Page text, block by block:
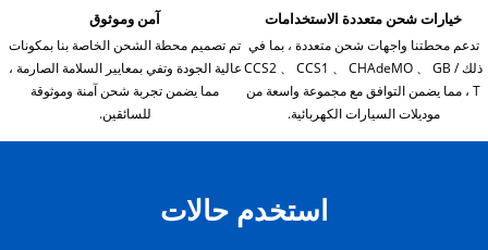
خيارات شحن متعددة الاستخدامات
تدعم محطتنا واجهات شحن متعددة ، بما في
ذلك CCS2 、 CCS1 、 CHAdeMO 、 GB /
T ، مما يضمن التوافق مع مجموعة واسعة من
موديلات السيارات الكهربائية.
آمن وموثوق
تم تصميم محطة الشحن الخاصة بنا بمكونات
عالية الجودة وتفي بمعايير السلامة الصارمة ،
مما يضمن تجربة شحن آمنة وموثوقة
للسائقين.
استخدم حالات